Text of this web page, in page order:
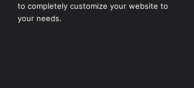
to completely customize your website to
your needs.